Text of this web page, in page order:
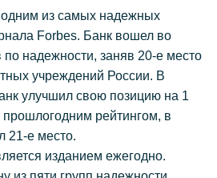
одним из самых надежных
Forbes. Банк вошел во
по надежности, заняв 20-е место
учреждений России. В
улучшил свою позицию на 1
прошлогодним рейтингом, в
21-е место.
изданием ежегодно.